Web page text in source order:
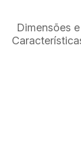
Dimensões e